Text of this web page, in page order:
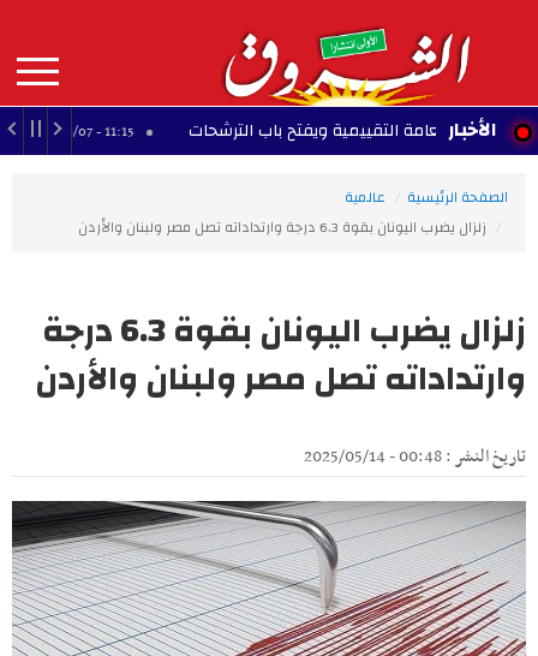
contenu
principal
MAIN
NAVIGATION الأخبار
العامة التقييمية ويفتح باب الترشحات 11:15 - 2026/08/07 النادي
الصفحة الرئيسية
عالمية
زلزال يضرب اليونان بقوة 6.3 درجة وارتداداته تصل مصر ولبنان والأردن
زلزال يضرب اليونان بقوة 6.3 درجة
وارتداداته تصل مصر ولبنان والأردن
تاريخ النشر : 00:48 - 2025/05/14